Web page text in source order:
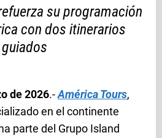
su programación
con dos itinerarios
guiados
de 2026.-América Tours,
en el continente
parte del Grupo Island